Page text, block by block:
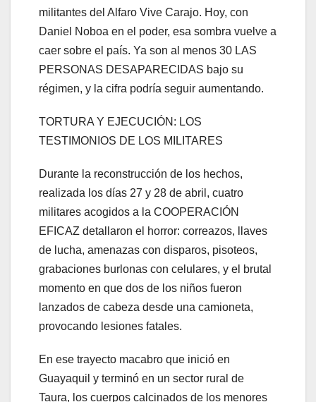
militantes del Alfaro Vive Carajo. Hoy, con
Daniel Noboa en el poder, esa sombra vuelve a
caer sobre el país. Ya son al menos 30 LAS
PERSONAS DESAPARECIDAS bajo su
régimen, y la cifra podría seguir aumentando.
TORTURA Y EJECUCIÓN: LOS
TESTIMONIOS DE LOS MILITARES
Durante la reconstrucción de los hechos,
realizada los días 27 y 28 de abril, cuatro
militares acogidos a la COOPERACIÓN
EFICAZ detallaron el horror: correazos, llaves
de lucha, amenazas con disparos, pisoteos,
grabaciones burlonas con celulares, y el brutal
momento en que dos de los niños fueron
lanzados de cabeza desde una camioneta,
provocando lesiones fatales.
En ese trayecto macabro que inició en
Guayaquil y terminó en un sector rural de
Taura, los cuerpos calcinados de los menores